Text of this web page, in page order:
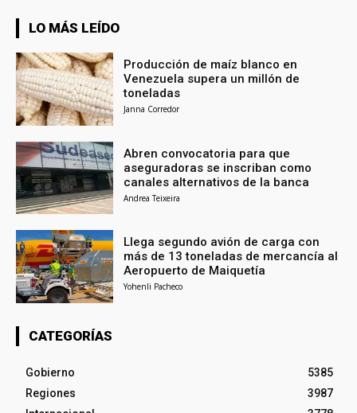
LO MÁS LEÍDO
Producción de maíz blanco en
Venezuela supera un millón de
toneladas
Janna Corredor
Abren convocatoria para que
aseguradoras se inscriban como
canales alternativos de la banca
Andrea Teixeira
Llega segundo avión de carga con
más de 13 toneladas de mercancía al
Aeropuerto de Maiquetía
Yohenli Pacheco
CATEGORÍAS
Gobierno
5385
Regiones
3987